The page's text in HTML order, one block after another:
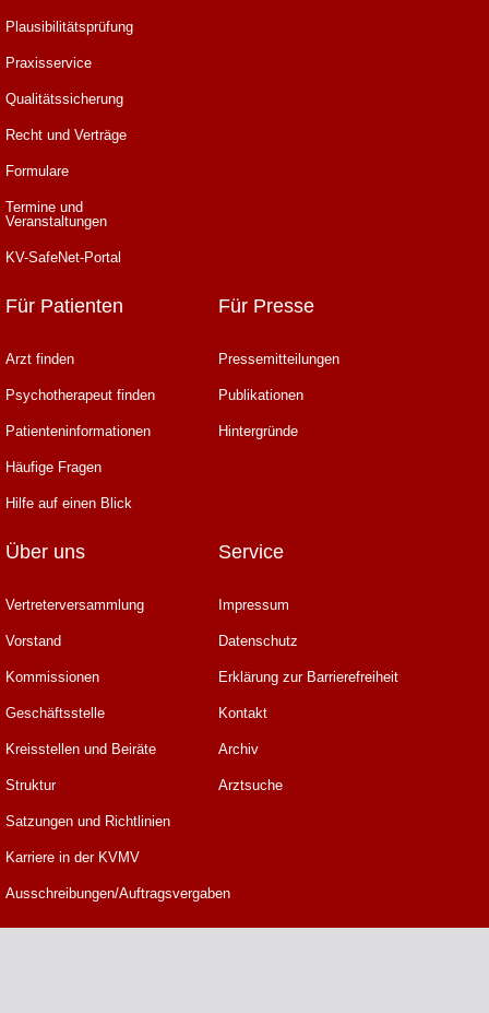
Plausibilitätsprüfung
Praxisservice
Qualitätssicherung
Recht und Verträge
Formulare
Termine und
Veranstaltungen
KV-SafeNet-Portal
Für Patienten
Arzt finden
Psychotherapeut finden
Patienteninformationen
Häufige Fragen
Hilfe auf einen Blick
Für Presse
Pressemitteilungen
Publikationen
Hintergründe
Über uns
Vertreterversammlung
Vorstand
Kommissionen
Geschäftsstelle
Kreisstellen und Beiräte
Struktur
Satzungen und Richtlinien
Karriere in der KVMV
Ausschreibungen/Auftragsvergaben
Service
Impressum
Datenschutz
Erklärung zur Barrierefreiheit
Kontakt
Archiv
Arztsuche